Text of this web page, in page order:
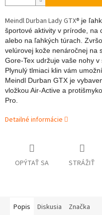
Meindl Durban Lady GTX® je
športové aktivity v prírode, na
alebo na ľahkých túrach.
velúrovej kože nenáročnej na
Gore-Tex udržuje vaše nohy
Plynulý tlmiaci klin vám
Meindl Durban GTX je
vložkou Air-Active a
Pro.
Detailné informácie
OPÝTAŤ SA STRÁŽIŤ
Popis Diskusia Značka